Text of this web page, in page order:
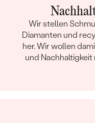
Wir stellen
Diamanten und
her. Wir wollen
und Nachhaltigkeit